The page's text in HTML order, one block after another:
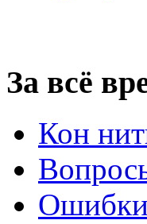
За всё
Кон